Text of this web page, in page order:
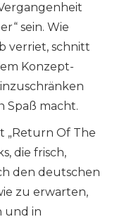
sein. Wie
verriet, schnitt
Konzept-
Spaß macht.
„Return Of The
die frisch,
den deutschen
zu erwarten,
und in